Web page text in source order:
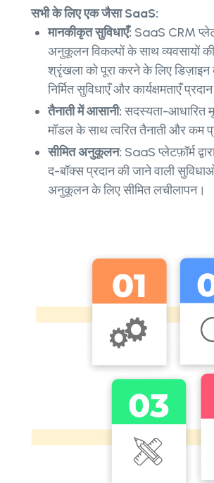
सभी के लिए एक जैसा SaaS:
मानकीकृत सुविधाएँ: SaaS CRM
अनुकूलन विकल्पों के साथ व्यवसायों
श्रृंखला को पूरा करने के लिए डिज़ाइन
निर्मित सुविधाएँ और कार्यक्षमताएँ
तैनाती में आसानी:सदस्यता-आधारित
मॉडल के साथ त्वरित तैनाती और कम
सीमित अनुकूलन: SaaS प्लेटफ़ॉर्म
द-बॉक्स प्रदान की जाने वाली
अनुकूलन के लिए सीमित लचीलापन।